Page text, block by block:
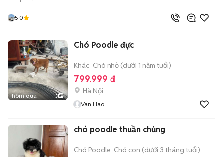
5.0
hôm qua 3
Chó Poodle đực
Khác Chó nhỏ (dưới 1 năm tuổi)
799.999 đ
Hà Nội
Van Hao
chó poodle thuần chủng
Chó Poodle Chó con (dưới 3 tháng tuổi)